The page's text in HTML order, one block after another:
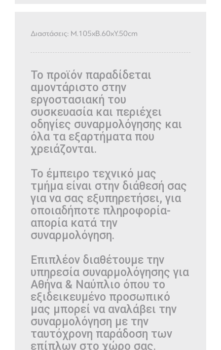
Διαστάσεις: Μ.105xB.60xY.50cm
Το προϊόν παραδίδεται
αμοντάριστο στην
εργοστασιακή του
συσκευασία και περιέχει
οδηγίες συναρμολόγησης και
όλα τα εξαρτήματα που
χρειάζονται.
Το έμπειρο τεχνικό μας
τμήμα είναι στην διάθεσή σας
για να σας εξυπηρετήσει, για
οποιαδήποτε πληροφορία-
απορία κατά την
συναρμολόγηση.
Επιπλέον διαθέτουμε την
υπηρεσία συναρμολόγησης για
Αθήνα & Ναύπλιο όπου το
εξιδεικευμένο προσωπικό
μας μπορεί να αναλάβει την
συναρμολόγηση με την
ταυτόχρονη παράδοση των
επίπλων στο χώρο σας.